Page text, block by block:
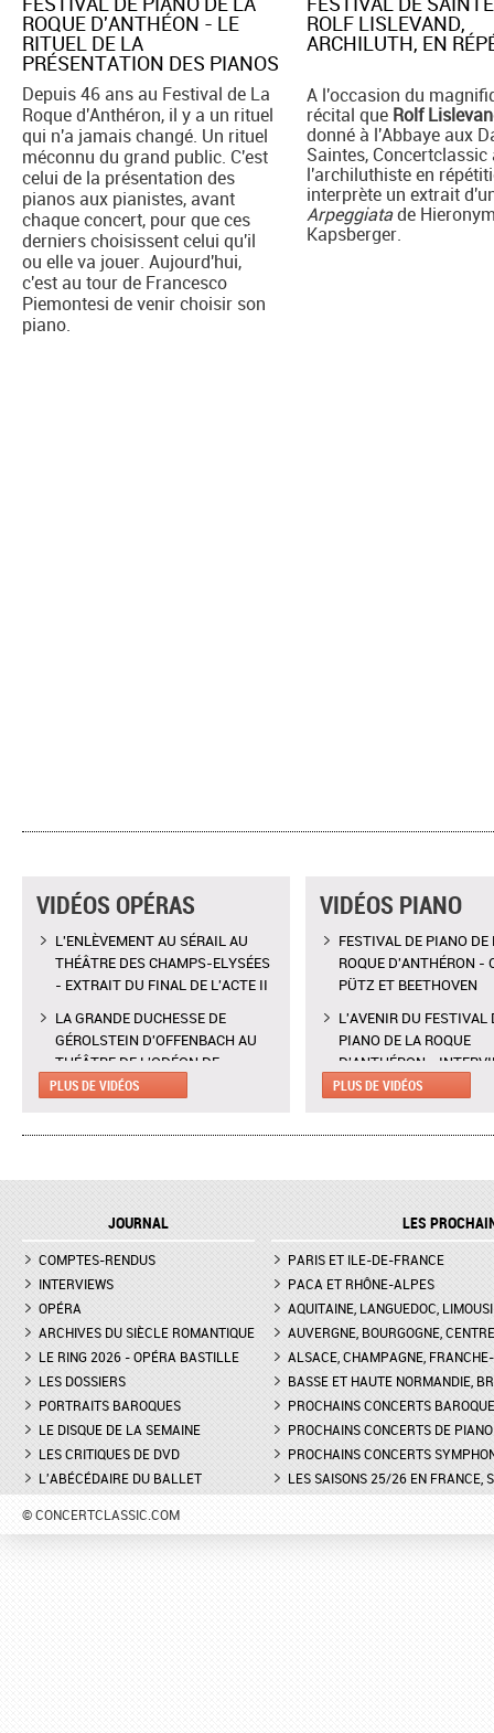
ROQUE D'ANTHÉON - LE
RITUEL DE LA
PRÉSENTATION DES PIANOS
Depuis 46 ans au Festival de La
Roque d'Anthéron, il y a un rituel
qui n'a jamais changé. Un rituel
méconnu du grand public. C'est
celui de la présentation des
pianos aux pianistes, avant
chaque concert, pour que ces
derniers choisissent celui qu'il
ou elle va jouer. Aujourd'hui,
c'est au tour de Francesco
Piemontesi de venir choisir son
piano.
ROLF LISLEVAND,
ARCHILUTH, EN
A l'occasion du
récital que Rolf
donné à l'Abbaye aux
Saintes,
l'archiluthiste en
interprète un extrait
Arpeggiatade
Kapsberger.
VIDÉOS OPÉRAS
L'ENLÈVEMENT AU SÉRAIL AU
THÉÂTRE DES CHAMPS-ELYSÉES
- EXTRAIT DU FINAL DE L'ACTE II
LA GRANDE DUCHESSE DE
GÉROLSTEIN D'OFFENBACH AU
THÉÂTRE DE L'ODÉON DE
MARSEILLE - EXTRAIT DE "AH !
L'ENLÈVEMENT AU SÉRAIL AU
- INTERVIEW DE MANON
LA GRANDE DUCHESSE DE
GÉROLSTEIN D'OFFENBACH AU
THÉÂTRE DE L'ODÉON DE
MARSEILLE - INTERVIEW D'YVES
COUDRAY, METTEUR EN SCÈN
DON GIOVANNI À L'OPÉRA DE
MONTPELLIER - EXTRAIT DE
"TREMA, TREMA, O SCELLERATO!"
PLUS DE VIDÉOS
VIDÉOS PIANO
FESTIVAL DE PIANO DE
ROQUE D'ANTHÉRON -
PÜTZ ET BEETHOVEN
L'AVENIR DU FESTIVAL
PIANO DE LA ROQUE
D'ANTHÉRON -
CLAIRE DÉSERT, CO-
MARTINA MEOLA
BUNIATISHVILI AU
D'ANTHÉRON
FESTIVAL DE PIANO DE
ROQUE D'ANTHÉON -
DE LA PRÉSENTATION
PIANOS
FESTIVAL CHOPIN À
INTERVIEW DE CLAIRE-
GUAY
PLUS DE VIDÉOS
JOURNAL
COMPTES-RENDUS
INTERVIEWS
OPÉRA
ARCHIVES DU SIÈCLE ROMANTIQUE
LE RING 2026 - OPÉRA BASTILLE
LES DOSSIERS
PORTRAITS BAROQUES
LE DISQUE DE LA SEMAINE
LES CRITIQUES DE DVD
L'ABÉCÉDAIRE DU BALLET
LES
PARIS ET ILE-DE-FRANCE
PACA ET RHÔNE-ALPES
AQUITAINE, LANGUEDOC,
AUVERGNE, BOURGOGNE, CENTRE
ALSACE, CHAMPAGNE,
BASSE ET HAUTE NORMANDIE,
PROCHAINS CONCERTS
PROCHAINS CONCERTS DE PIANO
PROCHAINS CONCERTS
LES SAISONS 25/26 EN FRANCE,
© CONCERTCLASSIC.COM